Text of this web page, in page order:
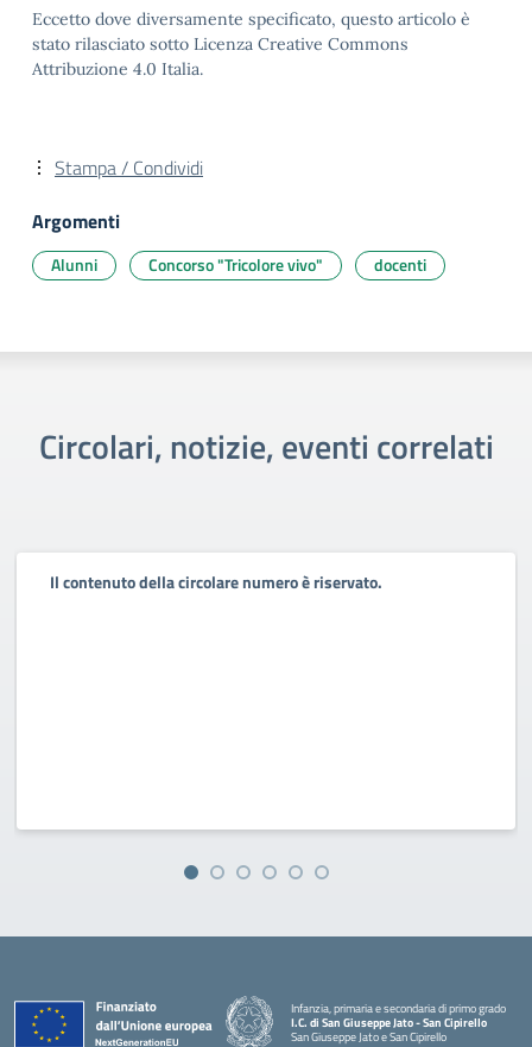
Eccetto dove diversamente specificato, questo articolo è
stato rilasciato sotto Licenza Creative Commons
Attribuzione 4.0 Italia.
Stampa / Condividi
Argomenti
Alunni Concorso "Tricolore vivo" docenti
Circolari, notizie, eventi correlati
Il contenuto della circolare numero è riservato.
Infanzia, primaria e secondaria di primo grado
I.C. di San Giuseppe Jato - San Cipirello
San Giuseppe Jato e San Cipirello